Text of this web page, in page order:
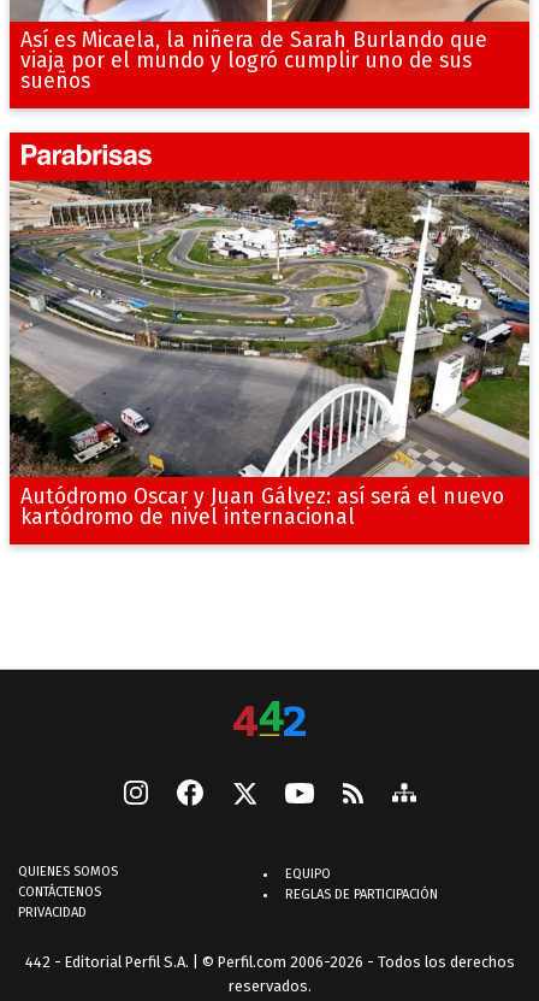
Así es Micaela, la niñera de Sarah Burlando que
viaja por el mundo y logró cumplir uno de sus
sueños
Autódromo Oscar y Juan Gálvez: así será el nuevo
kartódromo de nivel internacional
QUIENES SOMOS
CONTÁCTENOS
PRIVACIDAD
EQUIPO
REGLAS DE PARTICIPACIÓN
442 - Editorial Perfil S.A. | © Perfil.com 2006-2026 - Todos los derechos
reservados.